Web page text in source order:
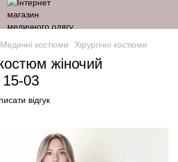
Медичні костюми Хірургічні костюми
жіночий
03
відгук